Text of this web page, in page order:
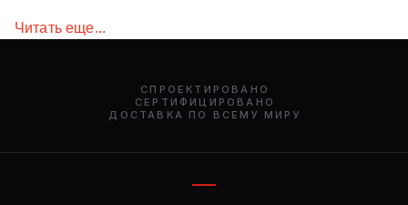
качество материалов обеспечивает губе прочность.
быть выполнена как под покрас, так и в карбоне.
Читать еще...
СПРОЕКТИРОВАНО
СЕРТИФИЦИРОВАНО
ДОСТАВКА ПО ВСЕМУ МИРУ